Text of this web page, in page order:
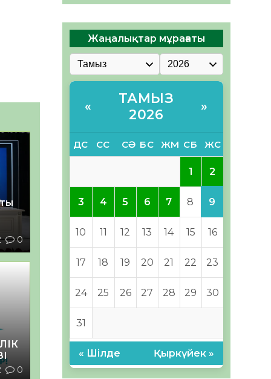
0
0
Жаңалықтар мұрағаты
«
ТАМЫЗ
2026
»
ДС СС СӘ БС ЖМ СБ ЖС
1 2
3 4 5 6 7 8 9
10 11 12 13 14 15 16
17 18 19 20 21 22 23
24 25 26 27 28 29 30
31
« Шілде Қыркүйек »